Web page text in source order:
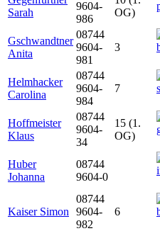
Sarah
9604-
986
OG)
Gschwandtner
Anita
08744
9604-
981
3
Helmhacker
Carolina
08744
9604-
984
7
Hoffmeister
Klaus
08744
9604-
34
15 (1.
OG)
Huber
Johanna
08744
9604-0
Kaiser Simon
08744
9604-
982
6